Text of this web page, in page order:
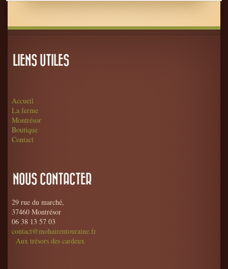
LIENS UTILES
Accueil
La ferme
Montrésor
Boutique
Contact
NOUS CONTACTER
29 rue du marché,
37460 Montrésor
06 38 13 57 03
contact@mohairentouraine.fr
Aux trésors des cardeux